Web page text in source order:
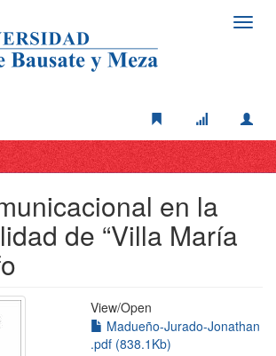
en la
de “Villa María
View/Open
Madueño-Jurado-Jonathan
.pdf (838.1Kb)